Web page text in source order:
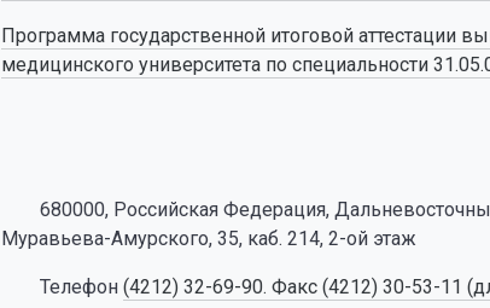
Программа государственной итоговой аттестации
медицинского университета по специальности
680000, Российская Федерация,
Муравьева-Амурского, 35, каб. 214, 2-ой этаж
Телефон (4212) 32-69-90. Факс (4212) 30-53-11